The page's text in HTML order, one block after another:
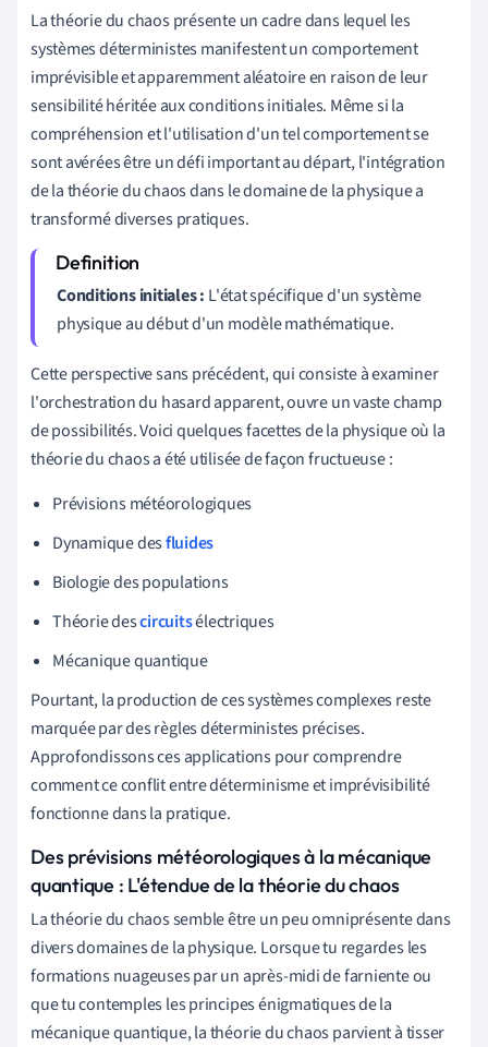
La théorie du chaos présente un cadre dans lequel les
systèmes déterministes manifestent un comportement
imprévisible et apparemment aléatoire en raison de leur
sensibilité héritée aux conditions initiales. Même si la
compréhension et l'utilisation d'un tel comportement se
sont avérées être un défi important au départ, l'intégration
de la théorie du chaos dans le domaine de la physique a
transformé diverses pratiques.
Conditions initiales : L'état spécifique d'un système
physique au début d'un modèle mathématique.
Cette perspective sans précédent, qui consiste à examiner
l'orchestration du hasard apparent, ouvre un vaste champ
de possibilités. Voici quelques facettes de la physique où la
théorie du chaos a été utilisée de façon fructueuse :
Prévisions météorologiques
Dynamique desfluides
Biologie des populations
Théorie descircuitsélectriques
Mécanique quantique
Pourtant, la production de ces systèmes complexes reste
marquée par des règles déterministes précises.
Approfondissons ces applications pour comprendre
comment ce conflit entre déterminisme et imprévisibilité
fonctionne dans la pratique.
Des prévisions météorologiques à la mécanique
quantique : L'étendue de la théorie du chaos
La théorie du chaos semble être un peu omniprésente dans
divers domaines de la physique. Lorsque tu regardes les
formations nuageuses par un après-midi de farniente ou
que tu contemples les principes énigmatiques de la
mécanique quantique, la théorie du chaos parvient à tisser